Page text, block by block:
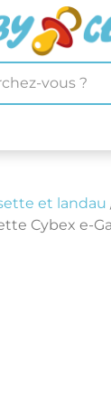
et landau
Cybex e-